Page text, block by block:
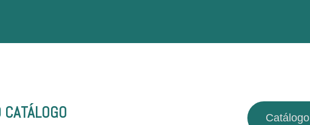
Catálogo